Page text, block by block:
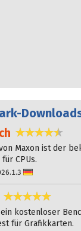
4,6
Maxon ist der
CPUs.
kostenloser
für Grafikkarten.